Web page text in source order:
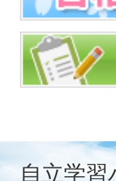
自立学